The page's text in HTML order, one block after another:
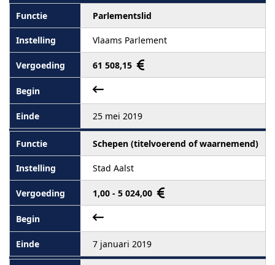
Parlementslid
Vlaams Parlement
61 508,15
25 mei 2019
Schepen (titelvoerend of waarnemend)
Stad Aalst
1,00 - 5 024,00
7 januari 2019